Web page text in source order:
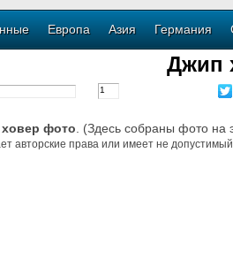
Европа Азия Германия
Джип
фото . (Здесь собраны фото на
авторские права или имеет не